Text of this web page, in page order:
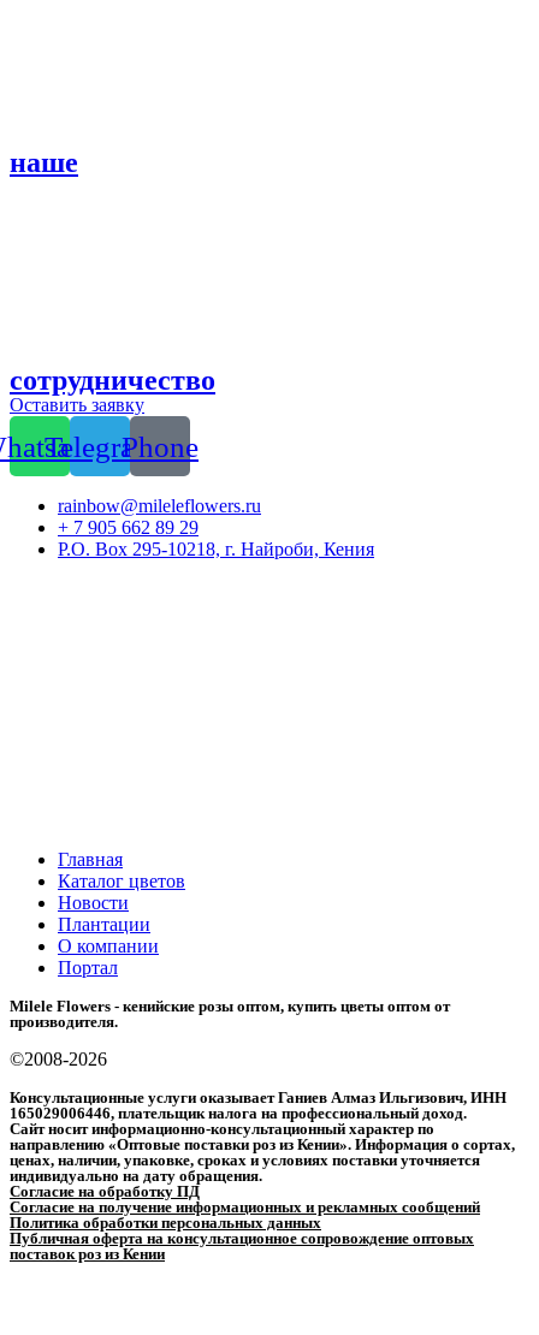
наше
сотрудничество
Оставить заявку
TelegramPhone
rainbow@mileleflowers.ru
+ 7 905 662 89 29
P.O. Box 295-10218, г. Найроби, Кения
Главная
Каталог цветов
Новости
Плантации
О компании
Портал
Milele Flowers - кенийские розы оптом, купить цветы оптом от
производителя.
©2008-2026
Консультационные услуги оказывает Ганиев Алмаз Ильгизович, ИНН
165029006446, плательщик налога на профессиональный доход.
Сайт носит информационно-консультационный характер по
направлению «Оптовые поставки роз из Кении». Информация о сортах,
ценах, наличии, упаковке, сроках и условиях поставки уточняется
индивидуально на дату обращения.
Согласие на обработку ПД
Согласие на получение информационных и рекламных сообщений
Политика обработки персональных данных
Публичная оферта на консультационное сопровождение оптовых
поставок роз из Кении